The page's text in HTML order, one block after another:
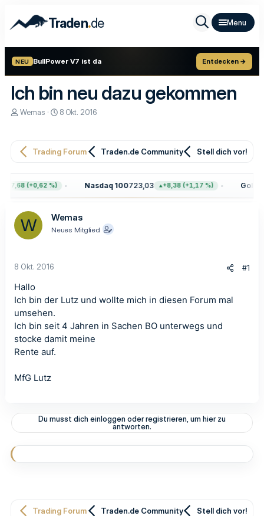
Traden.de
NEU BullPower V7 ist da Entdecken →
Ich bin neu dazu gekommen
E
e
r
Wemas
E
e
l
m
8 Okt. 2016
Trading Forum Traden.de Community Stell dich vor!
(+0,62 %) Nasdaq 100723,03 +8,38 (+1,17 %) Gold
W Wemas
Neues Mitglied
8 Okt. 2016 #1
Hallo
Ich bin der Lutz und wollte mich in diesen Forum mal
umsehen.
Ich bin seit 4 Jahren in Sachen BO unterwegs und
stocke damit meine
Rente auf.
MfG Lutz
Du musst dich einloggen oder registrieren, um hier zu
antworten.
Trading Forum Traden.de Community Stell dich vor!